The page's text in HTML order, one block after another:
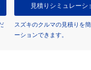
見積り シミュレーシ
スズキのクルマの見積りを
ーションできます。